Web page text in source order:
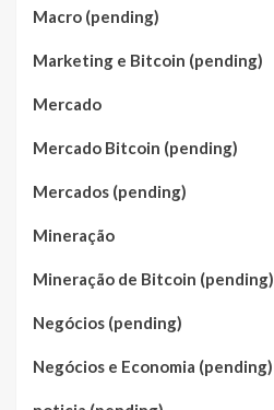
Macro (pending)
Marketing e Bitcoin (pending)
Mercado
Mercado Bitcoin (pending)
Mercados (pending)
Mineração
Mineração de Bitcoin (pending)
Negócios (pending)
Negócios e Economia (pending)